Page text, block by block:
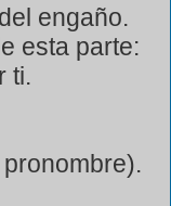
engaño.
esta parte:
ti.